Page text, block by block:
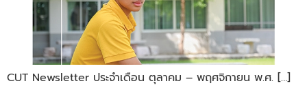
CUT Newsletter ประจำเดือน ตุลาคม – พฤศจิกายน พ.ศ. […]